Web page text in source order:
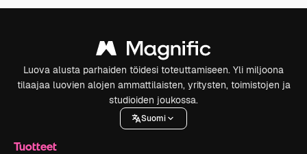
Luova alusta parhaiden töidesi toteuttamiseen. Yli miljoona
tilaajaa luovien alojen ammattilaisten, yritysten, toimistojen ja
studioiden joukossa.
Suomi
Tuotteet